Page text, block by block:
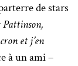
de stars
et j’en
à un ami –